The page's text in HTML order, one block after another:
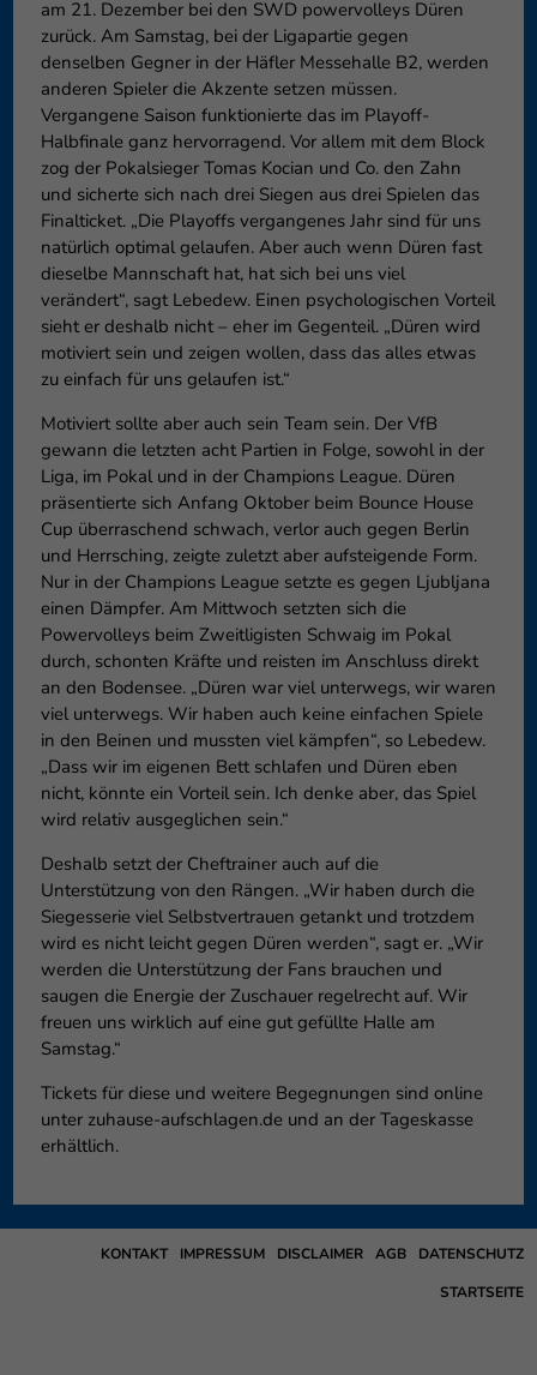
am 21. Dezember bei den SWD powervolleys Düren
zurück. Am Samstag, bei der Ligapartie gegen
denselben Gegner in der Häfler Messehalle B2, werden
anderen Spieler die Akzente setzen müssen.
Vergangene Saison funktionierte das im Playoff-
Halbfinale ganz hervorragend. Vor allem mit dem Block
zog der Pokalsieger Tomas Kocian und Co. den Zahn
und sicherte sich nach drei Siegen aus drei Spielen das
Finalticket. „Die Playoffs vergangenes Jahr sind für uns
natürlich optimal gelaufen. Aber auch wenn Düren fast
dieselbe Mannschaft hat, hat sich bei uns viel
verändert“, sagt Lebedew. Einen psychologischen Vorteil
sieht er deshalb nicht – eher im Gegenteil. „Düren wird
motiviert sein und zeigen wollen, dass das alles etwas
zu einfach für uns gelaufen ist.“
Motiviert sollte aber auch sein Team sein. Der VfB
gewann die letzten acht Partien in Folge, sowohl in der
Liga, im Pokal und in der Champions League. Düren
präsentierte sich Anfang Oktober beim Bounce House
Cup überraschend schwach, verlor auch gegen Berlin
und Herrsching, zeigte zuletzt aber aufsteigende Form.
Nur in der Champions League setzte es gegen Ljubljana
einen Dämpfer. Am Mittwoch setzten sich die
Powervolleys beim Zweitligisten Schwaig im Pokal
durch, schonten Kräfte und reisten im Anschluss direkt
an den Bodensee. „Düren war viel unterwegs, wir waren
viel unterwegs. Wir haben auch keine einfachen Spiele
in den Beinen und mussten viel kämpfen“, so Lebedew.
„Dass wir im eigenen Bett schlafen und Düren eben
nicht, könnte ein Vorteil sein. Ich denke aber, das Spiel
wird relativ ausgeglichen sein.“
Deshalb setzt der Cheftrainer auch auf die
Unterstützung von den Rängen. „Wir haben durch die
Siegesserie viel Selbstvertrauen getankt und trotzdem
wird es nicht leicht gegen Düren werden“, sagt er. „Wir
werden die Unterstützung der Fans brauchen und
saugen die Energie der Zuschauer regelrecht auf. Wir
freuen uns wirklich auf eine gut gefüllte Halle am
Samstag.“
Tickets für diese und weitere Begegnungen sind online
unter zuhause-aufschlagen.de und an der Tageskasse
erhältlich.
DATENSCHUTZ
AGB
DISCLAIMER
IMPRESSUM
KONTAKT
STARTSEITE